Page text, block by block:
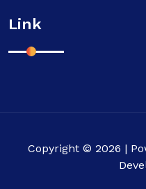
Link
Copyright © 2026 |